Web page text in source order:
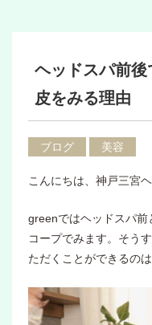
ヘッドスパ前
皮をみる理由
ブログ 美容
こんにちは、神戸三宮
greenではヘッドスパ前
コープでみます。そう
ただくことができるの